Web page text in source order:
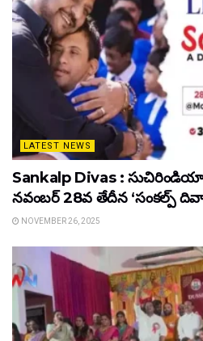
LATEST NEWS
Sankalp Divas :
నవంబర్ 28వ తేదీన ‘సంకల్ప్
NOVEMBER 26, 2025